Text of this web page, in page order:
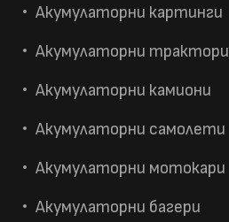
Акумулаторни картинги
Акумулаторни трактори
Акумулаторни камиони
Акумулаторни самолети
Акумулаторни мотокари
Акумулаторни багери